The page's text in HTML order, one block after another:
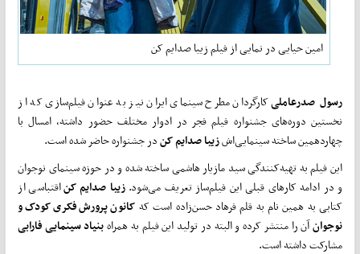
امین حیایی در نمایی از فیلم زیبا صدایم کن
رسول صدرعاملیکارگردان مطرح سینمای ایران نیز به عنوان فیلم‌سازی که از
نخستین دوره‌های جشنواره فیلم فجر در ادوار مختلف حضور داشته، امسال با
چهاردهمین ساخته سینمایی‌اشزیبا صدایم کندر جشنواره حاضر شده است.
این فیلم به تهیه‌کنندگی سید مازیار هاشمی ساخته شده و در حوزه سینمای نوجوان
و در ادامه کارهای قبلی‌ این فیلم‌ساز تعریف می‌شود. زیبا صدایم کناقتباسی از
کتابی به همین نام به قلم فرهاد حسن‌زاده است کهکانون پرورش فکری کودک و
نوجوانآن را منتشر کرده و البته در تولید این فیلم به همراهبنیاد سینمایی فارابی
مشارکت داشته است.